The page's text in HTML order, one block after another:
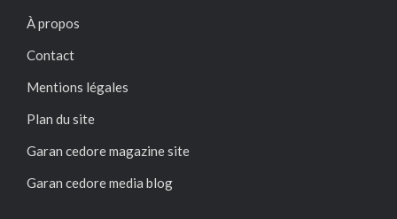
À propos
Contact
Mentions légales
Plan du site
Garan cedore magazine site
Garan cedore media blog